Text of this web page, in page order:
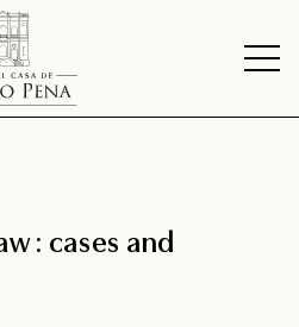
: cases and